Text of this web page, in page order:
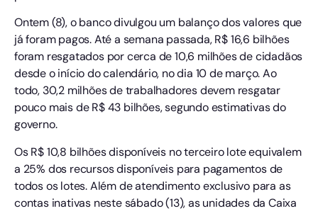
Ontem (8), o banco divulgou um balanço dos valores que
já foram pagos. Até a semana passada, R$ 16,6 bilhões
foram resgatados por cerca de 10,6 milhões de cidadãos
desde o início do calendário, no dia 10 de março. Ao
todo, 30,2 milhões de trabalhadores devem resgatar
pouco mais de R$ 43 bilhões, segundo estimativas do
governo.
Os R$ 10,8 bilhões disponíveis no terceiro lote equivalem
a 25% dos recursos disponíveis para pagamentos de
todos os lotes. Além de atendimento exclusivo para as
contas inativas neste sábado (13), as unidades da Caixa